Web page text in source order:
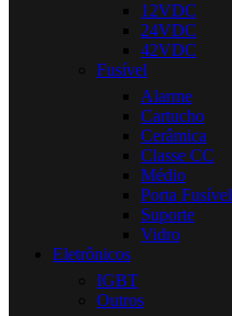
12VDC
24VDC
42VDC
Fusível
Alarme
Cartucho
Cerâmica
Classe CC
Médio
Porta Fusível
Suporte
Vidro
Eletrônicos
IGBT
Outros